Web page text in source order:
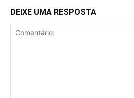
DEIXE UMA RESPOSTA